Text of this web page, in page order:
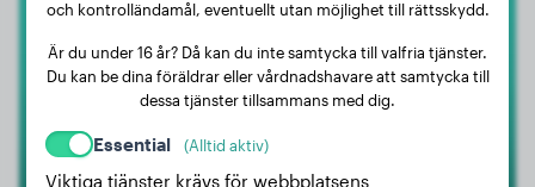
Limana
och kontrolländamål, eventuellt utan möjlighet till rättsskydd.
Är du under 16 år? Då kan du inte samtycka till valfria tjänster.
Du kan be dina föräldrar eller vårdnadshavare att samtycka till
dessa tjänster tillsammans med dig.
Essential (Alltid aktiv)
Viktiga tjänster krävs för webbplatsens